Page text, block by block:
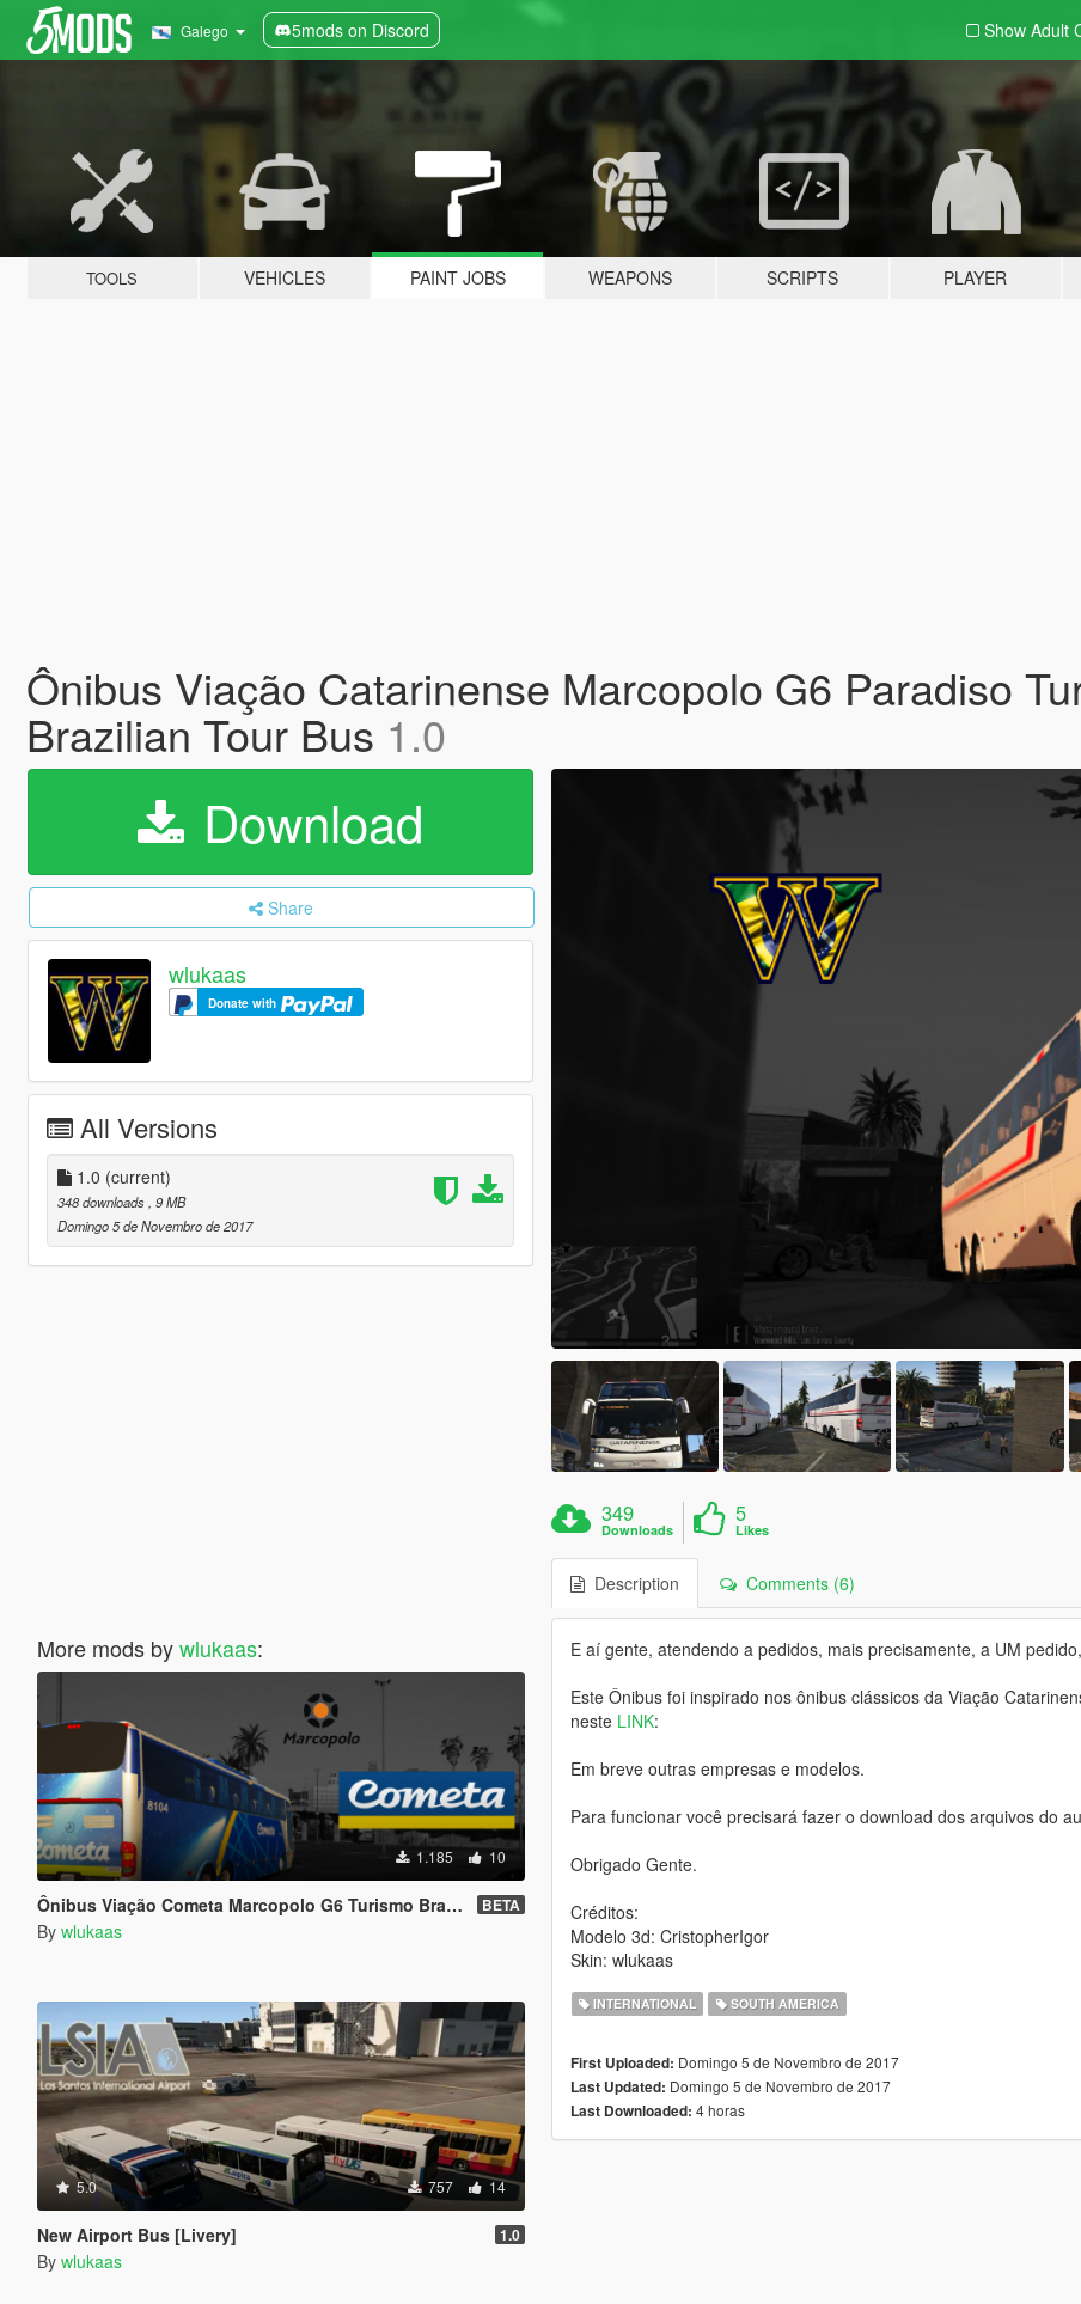
Galego 5mods on Discord Show Adult
TOOLS VEHICLES PAINT JOBS WEAPONS SCRIPTS PLAYER
Ônibus Viação Catarinense Marcopolo G6 Paradiso
Brazilian Tour Bus 1.0
Download
Share
wlukaas
Donate with
All Versions
1.0 (current)
348 downloads , 9 MB
Domingo 5 de Novembro de 2017
More mods bywlukaas:
1.185 10
Ônibus Viação Cometa Marcopolo G6 Turismo Brasil - Brazilian Tour Bus BETA
By wlukaas
5.0 757 14
New Airport Bus [Livery] 1.0
By wlukaas
349
Downloads
5
Likes
Description Comments (6)
E aí gente, atendendo a pedidos, mais precisamente, a UM
Este Ônibus foi inspirado nos ônibus clássicos da Viação
neste LINK:
Em breve outras empresas e modelos.
Para funcionar você precisará fazer o download dos arquivos do
Obrigado Gente.
Créditos:
Modelo 3d: CristopherIgor
Skin: wlukaas
INTERNATIONAL SOUTH AMERICA
First Uploaded: Domingo 5 de Novembro de 2017
Last Updated: Domingo 5 de Novembro de 2017
Last Downloaded: 4 horas